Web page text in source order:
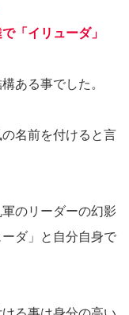
「イリューダ」
ある事でした。
名前を付けると言
のリーダーの幻影
ダ」と自分自身で